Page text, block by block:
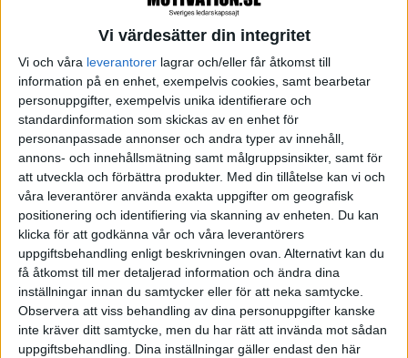
Vi värdesätter din integritet
Vi och våra leverantorer lagrar och/eller får åtkomst till
information på en enhet, exempelvis cookies, samt bearbetar
personuppgifter, exempelvis unika identifierare och
standardinformation som skickas av en enhet för
personanpassade annonser och andra typer av innehåll,
annons- och innehållsmätning samt målgruppsinsikter, samt för
att utveckla och förbättra produkter. Med din tillåtelse kan vi och
våra leverantörer använda exakta uppgifter om geografisk
positionering och identifiering via skanning av enheten. Du kan
klicka för att godkänna vår och våra leverantörers
uppgiftsbehandling enligt beskrivningen ovan. Alternativt kan du
få åtkomst till mer detaljerad information och ändra dina
inställningar innan du samtycker eller för att neka samtycke.
Observera att viss behandling av dina personuppgifter kanske
inte kräver ditt samtycke, men du har rätt att invända mot sådan
uppgiftsbehandling. Dina inställningar gäller endast den här
Den här sortens reflektion kring egna förväntningar
och beteenden kan ge goda resultat. Här är Carol
Dwecks forskning omgrowth mindsetett stöd där
hon pratar om ett
growthmindset som handlar om
att man ser en förbättringspotential kontra ett
mindset som mer handlar om att något är som det
är.
Tydlighet A och O
Det kan vara bra att vara transparent i sina
förväntningar, speciellt om det handlar om farhågor.
Ofta är vi inte så öppna och ärliga för att inte stöta
oss med andra menar Stefan Söderfjäll men vi